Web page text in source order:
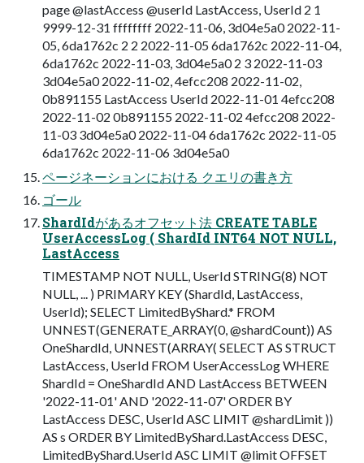
page @lastAccess @userId LastAccess, UserId 2 1
9999-12-31 ffffffff 2022-11-06, 3d04e5a0 2022-11-
05, 6da1762c 2 2 2022-11-05 6da1762c 2022-11-04,
6da1762c 2022-11-03, 3d04e5a0 2 3 2022-11-03
3d04e5a0 2022-11-02, 4efcc208 2022-11-02,
0b891155 LastAccess UserId 2022-11-01 4efcc208
2022-11-02 0b891155 2022-11-02 4efcc208 2022-
11-03 3d04e5a0 2022-11-04 6da1762c 2022-11-05
6da1762c 2022-11-06 3d04e5a0
ページネーションにおける クエリの書き方
ゴール
ShardIdがあるオフセット法 CREATE TABLE
UserAccessLog ( ShardId INT64 NOT NULL,
LastAccess
TIMESTAMP NOT NULL, UserId STRING(8) NOT
NULL, ... ) PRIMARY KEY (ShardId, LastAccess,
UserId); SELECT LimitedByShard.* FROM
UNNEST(GENERATE_ARRAY(0, @shardCount)) AS
OneShardId, UNNEST(ARRAY( SELECT AS STRUCT
LastAccess, UserId FROM UserAccessLog WHERE
ShardId = OneShardId AND LastAccess BETWEEN
'2022-11-01' AND '2022-11-07' ORDER BY
LastAccess DESC, UserId ASC LIMIT @shardLimit ))
AS s ORDER BY LimitedByShard.LastAccess DESC,
LimitedByShard.UserId ASC LIMIT @limit OFFSET